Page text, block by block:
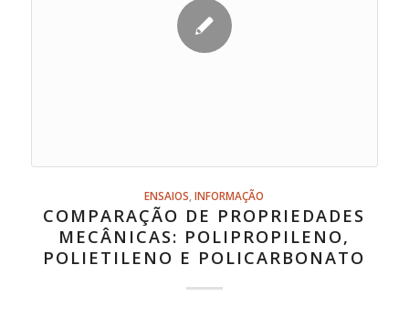
ENSAIOS ,INFORMAÇÃO
COMPARAÇÃO DE PROPRIEDADES
MECÂNICAS: POLIPROPILENO,
POLIETILENO E POLICARBONATO